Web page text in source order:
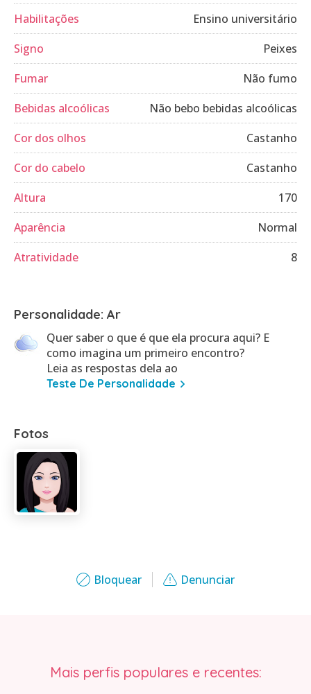
Bloquear Denunciar
Habilitações
Ensino universitário
Signo
Peixes
Fumar
Não fumo
Bebidas alcoólicas
Não bebo bebidas alcoólicas
Cor dos olhos
Castanho
Cor do cabelo
Castanho
Altura
170
Aparência
Normal
Atratividade
8
Personalidade: Ar
Quer saber o que é que ela procura aqui? E
como imagina um primeiro encontro?
Leia as respostas dela ao
Teste De Personalidade
Fotos
Mais perfis populares e recentes: